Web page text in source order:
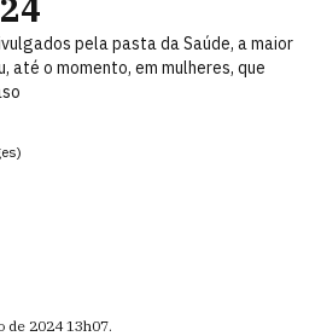
pela pasta da Saúde, a maior
até o momento, em mulheres, que
de 2024 13h07.